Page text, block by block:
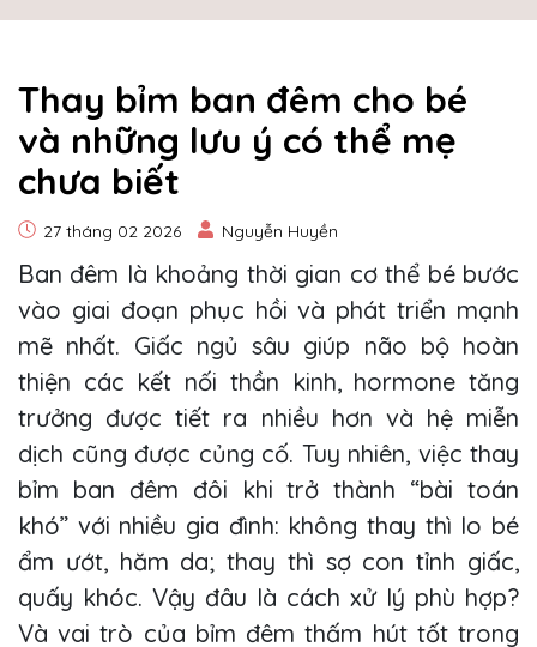
Thay bỉm ban đêm cho bé
và những lưu ý có thể mẹ
chưa biết
27 tháng 02 2026 Nguyễn Huyền
Ban đêm là khoảng thời gian cơ thể bé bước
vào giai đoạn phục hồi và phát triển mạnh
mẽ nhất. Giấc ngủ sâu giúp não bộ hoàn
thiện các kết nối thần kinh, hormone tăng
trưởng được tiết ra nhiều hơn và hệ miễn
dịch cũng được củng cố. Tuy nhiên, việc thay
bỉm ban đêm đôi khi trở thành “bài toán
khó” với nhiều gia đình: không thay thì lo bé
ẩm ướt, hăm da; thay thì sợ con tỉnh giấc,
quấy khóc. Vậy đâu là cách xử lý phù hợp?
Và vai trò của bỉm đêm thấm hút tốt trong